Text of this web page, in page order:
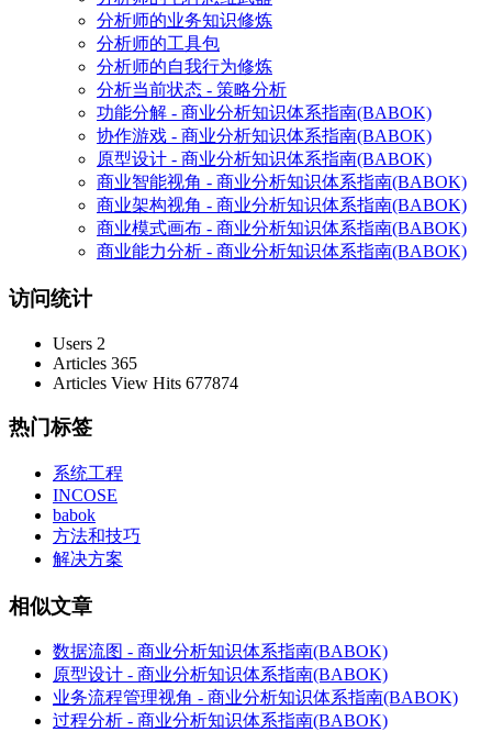
分析师的业务知识修炼
分析师的工具包
分析师的自我行为修炼
分析当前状态 - 策略分析
功能分解 - 商业分析知识体系指南(BABOK)
协作游戏 - 商业分析知识体系指南(BABOK)
原型设计 - 商业分析知识体系指南(BABOK)
商业智能视角 - 商业分析知识体系指南(BABOK)
商业架构视角 - 商业分析知识体系指南(BABOK)
商业模式画布 - 商业分析知识体系指南(BABOK)
商业能力分析 - 商业分析知识体系指南(BABOK)
访问统计
Users 2
Articles 365
Articles View Hits 677874
热门标签
系统工程
INCOSE
babok
方法和技巧
解决方案
相似文章
数据流图 - 商业分析知识体系指南(BABOK)
原型设计 - 商业分析知识体系指南(BABOK)
业务流程管理视角 - 商业分析知识体系指南(BABOK)
过程分析 - 商业分析知识体系指南(BABOK)